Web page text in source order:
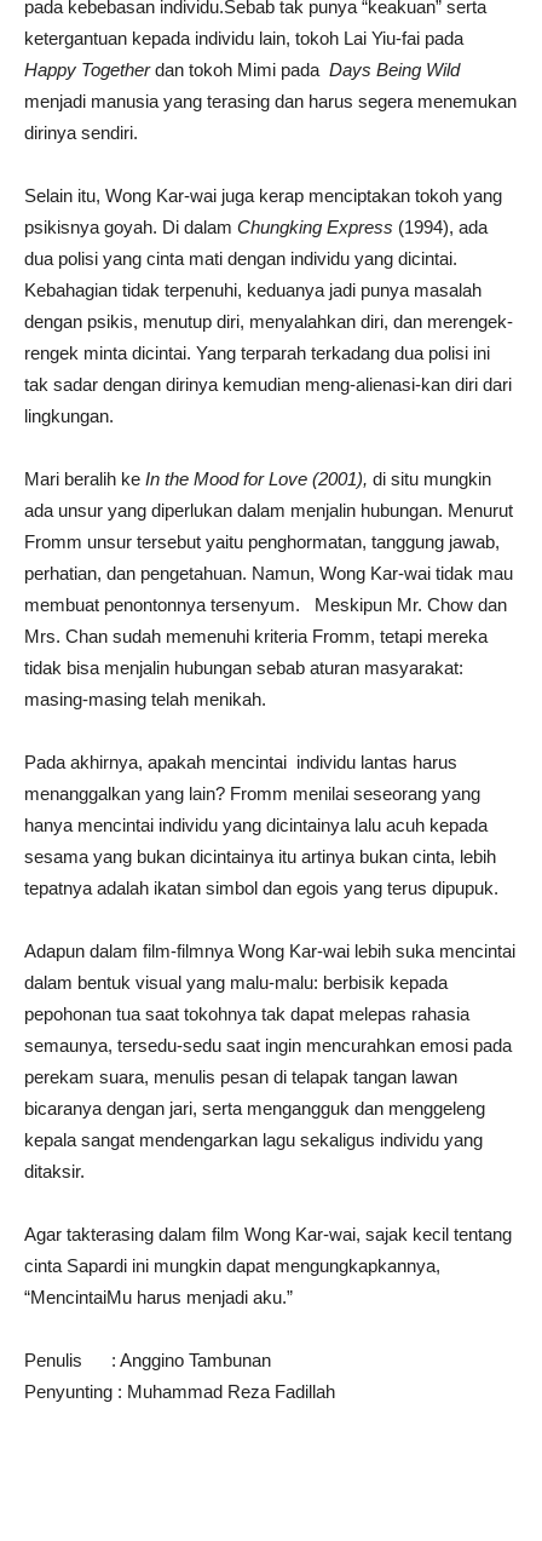
pada kebebasan individu.Sebab tak punya “keakuan” serta
ketergantuan kepada individu lain, tokoh Lai Yiu-fai pada
Happy Togetherdan tokoh Mimi pada Days Being Wild
menjadi manusia yang terasing dan harus segera menemukan
dirinya sendiri.
Selain itu, Wong Kar-wai juga kerap menciptakan tokoh yang
psikisnya goyah. Di dalam Chungking Express (1994), ada
dua polisi yang cinta mati dengan individu yang dicintai.
Kebahagian tidak terpenuhi, keduanya jadi punya masalah
dengan psikis, menutup diri, menyalahkan diri, dan merengek-
rengek minta dicintai. Yang terparah terkadang dua polisi ini
tak sadar dengan dirinya kemudian meng-alienasi-kan diri dari
lingkungan.
Mari beralih ke In the Mood for Love (2001), di situ mungkin
ada unsur yang diperlukan dalam menjalin hubungan. Menurut
Fromm unsur tersebut yaitu penghormatan, tanggung jawab,
perhatian, dan pengetahuan. Namun, Wong Kar-wai tidak mau
membuat penontonnya tersenyum. Meskipun Mr. Chow dan
Mrs. Chan sudah memenuhi kriteria Fromm, tetapi mereka
tidak bisa menjalin hubungan sebab aturan masyarakat:
masing-masing telah menikah.
Pada akhirnya, apakah mencintai individu lantas harus
menanggalkan yang lain? Fromm menilai seseorang yang
hanya mencintai individu yang dicintainya lalu acuh kepada
sesama yang bukan dicintainya itu artinya bukan cinta, lebih
tepatnya adalah ikatan simbol dan egois yang terus dipupuk.
Adapun dalam film-filmnya Wong Kar-wai lebih suka mencintai
dalam bentuk visual yang malu-malu: berbisik kepada
pepohonan tua saat tokohnya tak dapat melepas rahasia
semaunya, tersedu-sedu saat ingin mencurahkan emosi pada
perekam suara, menulis pesan di telapak tangan lawan
bicaranya dengan jari, serta mengangguk dan menggeleng
kepala sangat mendengarkan lagu sekaligus individu yang
ditaksir.
Agar takterasing dalam film Wong Kar-wai, sajak kecil tentang
cinta Sapardi ini mungkin dapat mengungkapkannya,
“MencintaiMu harus menjadi aku.”
Penulis : Anggino Tambunan
Penyunting : Muhammad Reza Fadillah